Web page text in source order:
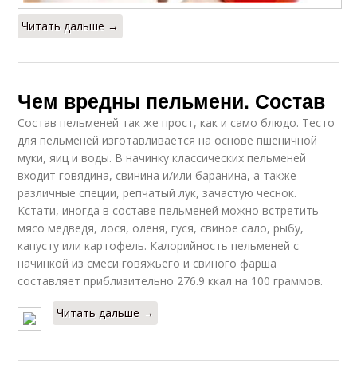
Читать дальше →
Чем вредны пельмени. Состав
Состав пельменей так же прост, как и само блюдо. Тесто
для пельменей изготавливается на основе пшеничной
муки, яиц и воды. В начинку классических пельменей
входит говядина, свинина и/или баранина, а также
различные специи, репчатый лук, зачастую чеснок.
Кстати, иногда в составе пельменей можно встретить
мясо медведя, лося, оленя, гуся, свиное сало, рыбу,
капусту или картофель. Калорийность пельменей с
начинкой из смеси говяжьего и свиного фарша
составляет приблизительно 276.9 ккал на 100 граммов.
Читать дальше →